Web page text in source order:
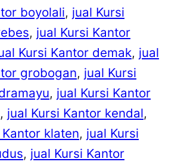
boyolali, jual Kursi
, jual Kursi Kantor
Kursi Kantor demak, jual
grobogan, jual Kursi
, jual Kursi Kantor
, jual Kursi Kantor kendal
klaten, jual Kursi
, jual Kursi Kantor